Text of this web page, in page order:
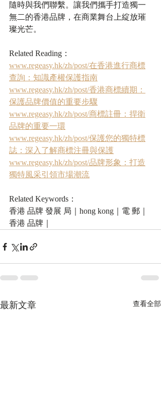
隨時與我們聯繫。讓我們攜手打造獨一
無二的香港品牌，在商業舞台上綻放璀
璨光芒。
Related Reading：
www.regeasy.hk/zh/post/在香港進行商標
查詢：知識產權保護指南
www.regeasy.hk/zh/post/香港商標續期：
保護品牌價值的重要步驟
www.regeasy.hk/zh/post/商標註冊：捍衛
品牌的重要一環
www.regeasy.hk/zh/post/保護您的獨特標
誌：深入了解商標注冊與保護
www.regeasy.hk/zh/post/品牌形象：打造
獨特風采引領市場潮流
Related Keywords：
香港 品牌 發展 局｜hong kong｜電 郵｜
香港 品牌｜
最新文章 查看全部